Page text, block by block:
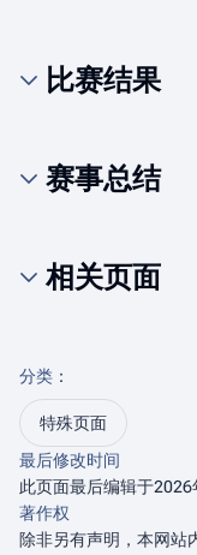
比赛结果
赛事总结
相关页面
分类 ：​
特殊页面
最后修改时间
此页面最后编辑于2026
著作权
除非另有声明，本网站